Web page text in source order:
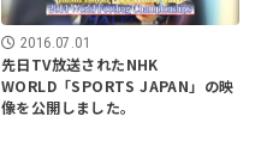
2016.07.01
先日TV放送されたNHK
WORLD「SPORTS JAPAN」の映
像を公開しました。